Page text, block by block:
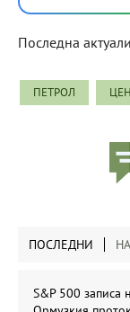
Последна
ПЕТРОЛ
ПОСЛЕДНИ
S&P 500 записа